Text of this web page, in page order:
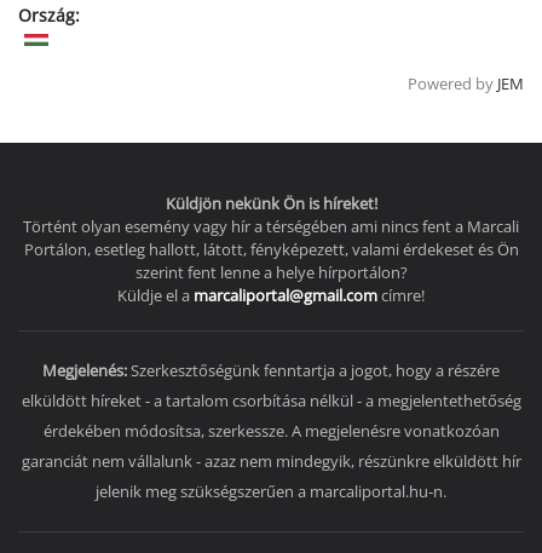
Ország:
Powered by JEM
Küldjön nekünk Ön is híreket!
Történt olyan esemény vagy hír a térségében ami nincs fent a Marcali
Portálon, esetleg hallott, látott, fényképezett, valami érdekeset és Ön
szerint fent lenne a helye hírportálon?
Küldje el a marcaliportal@gmail.comcímre!
Megjelenés:Szerkesztőségünk fenntartja a jogot, hogy a részére
elküldött híreket - a tartalom csorbítása nélkül - a megjelentethetőség
érdekében módosítsa, szerkessze. A megjelenésre vonatkozóan
garanciát nem vállalunk - azaz nem mindegyik, részünkre elküldött hír
jelenik meg szükségszerűen a marcaliportal.hu-n.